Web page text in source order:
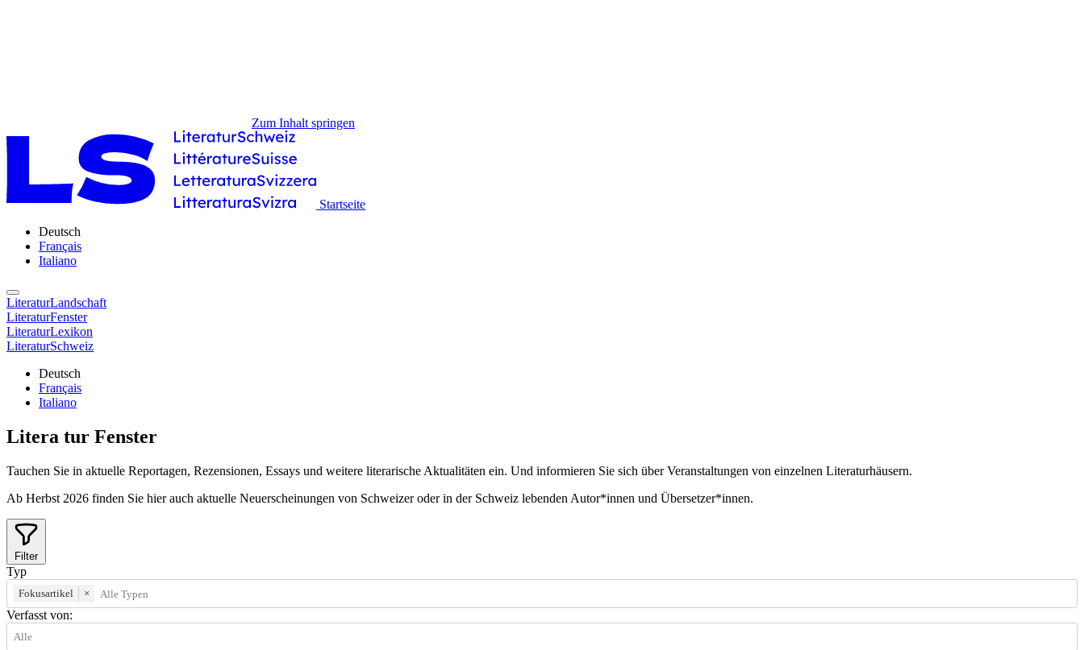
Zum Inhalt springen
Startseite
Deutsch
Français
Italiano
LiteraturLandschaft
LiteraturFenster
LiteraturLexikon
LiteraturSchweiz
Deutsch
Français
Italiano
Litera tur Fenster
Tauchen Sie in aktuelle Reportagen, Rezensionen, Essays und weitere literarische Aktualitäten ein. Und informieren Sie sich über Veranstaltungen von einzelnen Literaturhäusern.
Ab Herbst 2026 finden Sie hier auch aktuelle Neuerscheinungen von Schweizer oder in der Schweiz lebenden Autor*innen und Übersetzer*innen.
Filter
Typ
Fokusartikel ×
Verfasst von: